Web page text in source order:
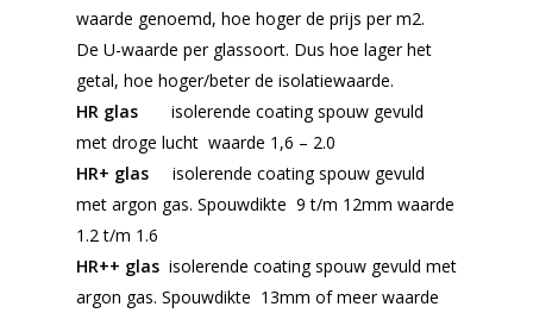
waarde genoemd, hoe hoger de prijs per m2.
De U-waarde per glassoort. Dus hoe lager het
getal, hoe hoger/beter de isolatiewaarde.
HR glas isolerende coating spouw gevuld
met droge lucht waarde 1,6 – 2.0
HR+ glas isolerende coating spouw gevuld
met argon gas. Spouwdikte 9 t/m 12mm waarde
1.2 t/m 1.6
HR++ glas isolerende coating spouw gevuld met
argon gas. Spouwdikte 13mm of meer waarde